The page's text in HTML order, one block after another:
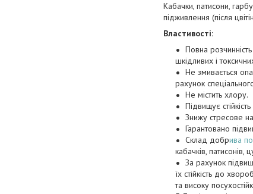
Кабачки, патисони,
підживлення (після
Властивості:
Повна
шкідливих і
Не змивається
рахунок
Не містить хлору.
Підвищує
Знижу стресове
Гарантовано
Склад добрива
кабачків, патисонів,
За рахунок
їх стійкість до
та високу